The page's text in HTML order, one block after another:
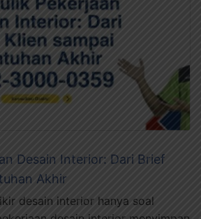
Desain Interior: Dari Brief
Akhir
desain interior hanya soal